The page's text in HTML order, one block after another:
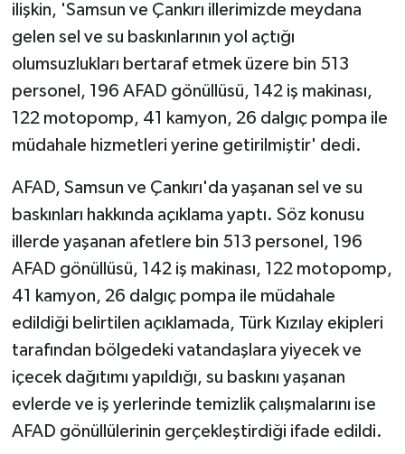
ilişkin, 'Samsun ve Çankırı illerimizde meydana
gelen sel ve su baskınlarının yol açtığı
olumsuzlukları bertaraf etmek üzere bin 513
personel, 196 AFAD gönüllüsü, 142 iş makinası,
122 motopomp, 41 kamyon, 26 dalgıç pompa ile
müdahale hizmetleri yerine getirilmiştir' dedi.
AFAD, Samsun ve Çankırı'da yaşanan sel ve su
baskınları hakkında açıklama yaptı. Söz konusu
illerde yaşanan afetlere bin 513 personel, 196
AFAD gönüllüsü, 142 iş makinası, 122 motopomp,
41 kamyon, 26 dalgıç pompa ile müdahale
edildiği belirtilen açıklamada, Türk Kızılay ekipleri
tarafından bölgedeki vatandaşlara yiyecek ve
içecek dağıtımı yapıldığı, su baskını yaşanan
evlerde ve iş yerlerinde temizlik çalışmalarını ise
AFAD gönüllülerinin gerçekleştirdiği ifade edildi.
BÖLGE
DÜNYA